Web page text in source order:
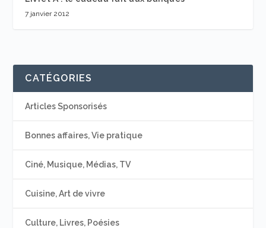
7 janvier 2012
CATÉGORIES
Articles Sponsorisés
Bonnes affaires, Vie pratique
Ciné, Musique, Médias, TV
Cuisine, Art de vivre
Culture, Livres, Poésies